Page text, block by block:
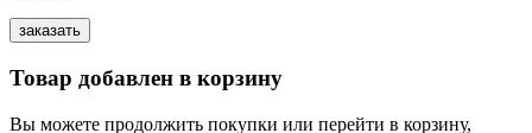
Товар добавлен в корзину
Вы можете продолжить покупки или перейти в корзину,